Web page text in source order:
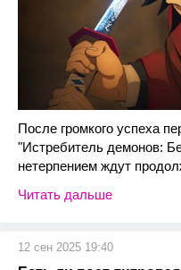
После громкого успеха
"Истребитель демонов:
нетерпением ждут
Читать дальше
12 сен 2025 19:40